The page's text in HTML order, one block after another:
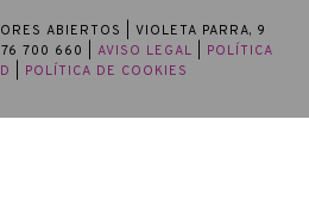
ABIERTOS
| VIOLETA PARRA, 9
700 660 | AVISO LEGAL
POLÍTICA
POLÍTICA DE COOKIES